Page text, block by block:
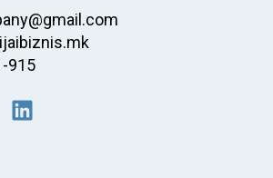
915